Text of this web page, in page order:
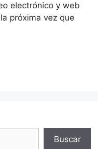
electrónico y web
próxima vez que
Buscar